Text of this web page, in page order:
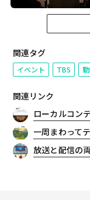
関連タグ
イベント TBS
関連リンク
ローカルコンテン
一周まわってテレビ〜
放送と配信の両輪で